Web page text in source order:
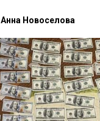
Анна Новоселова